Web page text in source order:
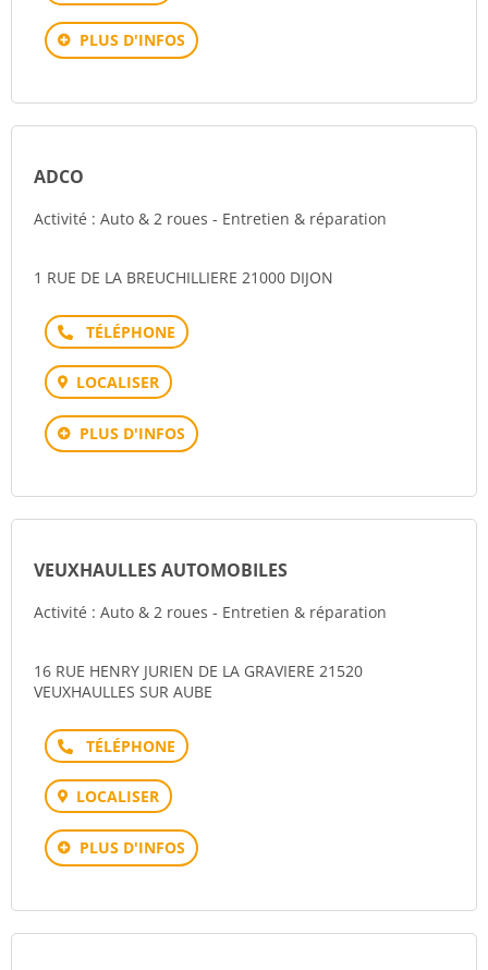
PLUS D'INFOS
ADCO
Activité : Auto & 2 roues - Entretien & réparation
1 RUE DE LA BREUCHILLIERE 21000 DIJON
Téléphone
LOCALISER
PLUS D'INFOS
VEUXHAULLES AUTOMOBILES
Activité : Auto & 2 roues - Entretien & réparation
16 RUE HENRY JURIEN DE LA GRAVIERE 21520
VEUXHAULLES SUR AUBE
Téléphone
LOCALISER
PLUS D'INFOS